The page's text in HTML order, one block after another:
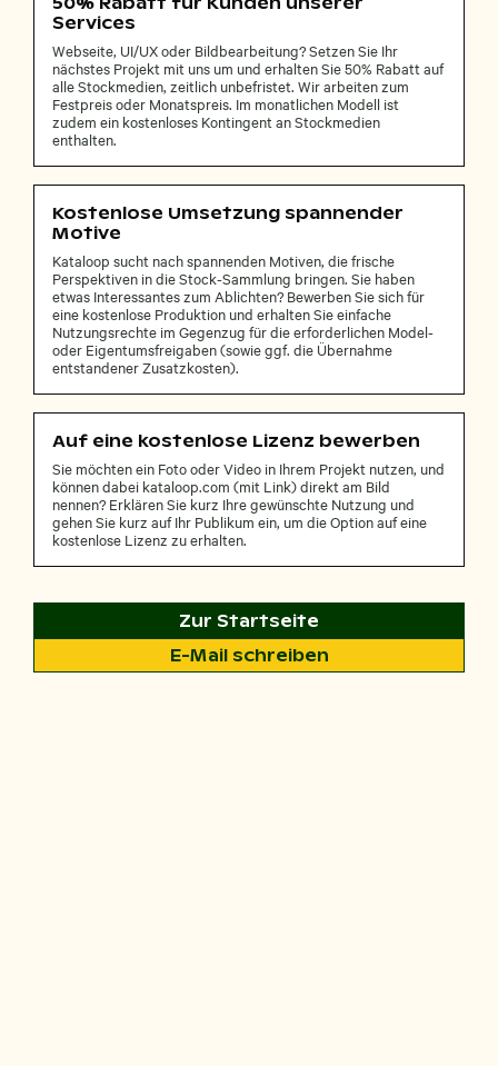
Services
Webseite, UI/UX oder Bildbearbeitung? Setzen Sie Ihr
nächstes Projekt mit uns um und erhalten Sie 50% Rabatt auf
alle Stockmedien, zeitlich unbefristet. Wir arbeiten zum
Festpreis oder Monatspreis. Im monatlichen Modell ist
zudem ein kostenloses Kontingent an Stockmedien
enthalten.
Kostenlose Umsetzung spannender
Motive
Kataloop sucht nach spannenden Motiven, die frische
Perspektiven in die Stock-Sammlung bringen. Sie haben
etwas Interessantes zum Ablichten? Bewerben Sie sich für
eine kostenlose Produktion und erhalten Sie einfache
Nutzungsrechte im Gegenzug für die erforderlichen Model-
oder Eigentumsfreigaben (sowie ggf. die Übernahme
entstandener Zusatzkosten).
Auf eine kostenlose Lizenz bewerben
Sie möchten ein Foto oder Video in Ihrem Projekt nutzen, und
können dabei kataloop.com (mit Link) direkt am Bild
nennen? Erklären Sie kurz Ihre gewünschte Nutzung und
gehen Sie kurz auf Ihr Publikum ein, um die Option auf eine
kostenlose Lizenz zu erhalten.
Zur Startseite
E-Mail schreiben